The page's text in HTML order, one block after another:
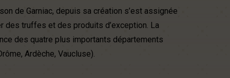
de Garniac, depuis sa création s’est assignée
des truffes et des produits d’exception. La
des quatre plus importants départements
Ardèche, Vaucluse).